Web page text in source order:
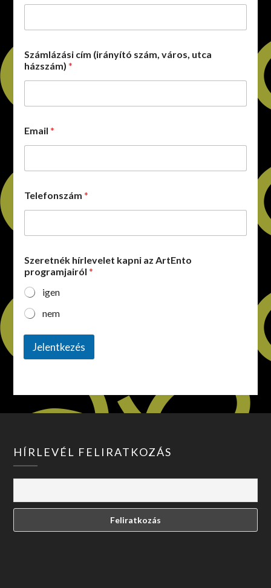
Számlázási cím (irányító szám, város, utca
házszám) *
z
á
í
r
l
v
l
e
E
a
l
Email *
Telefonszám *
Szeretnék hírlevelet kapni az ArtEnto
programjairól *
igen
nem
Jelentkezés
HÍRLEVÉL FELIRATKOZÁS